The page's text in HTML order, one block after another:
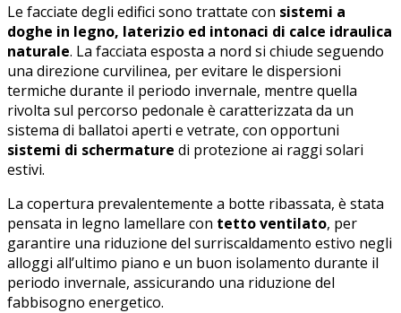
Le facciate degli edifici sono trattate con sistemi a
doghe in legno, laterizio ed intonaci di calce idraulica
naturale. La facciata esposta a nord si chiude seguendo
una direzione curvilinea, per evitare le dispersioni
termiche durante il periodo invernale, mentre quella
rivolta sul percorso pedonale è caratterizzata da un
sistema di ballatoi aperti e vetrate, con opportuni
sistemi di schermature di protezione ai raggi solari
estivi.
La copertura prevalentemente a botte ribassata, è stata
pensata in legno lamellare con tetto ventilato, per
garantire una riduzione del surriscaldamento estivo negli
alloggi all’ultimo piano e un buon isolamento durante il
periodo invernale, assicurando una riduzione del
fabbisogno energetico.